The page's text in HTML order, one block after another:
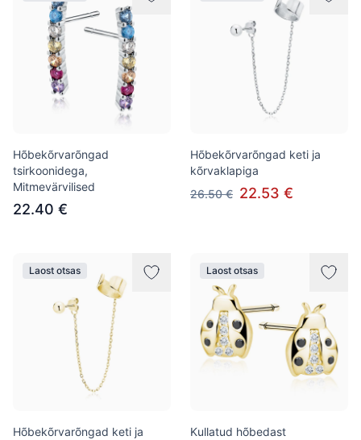
Hõbekõrvarõngad
tsirkoonidega,
Mitmevärvilised
22.40 €
Hõbekõrvarõngad keti ja
kõrvaklapiga
26.50 € 22.53 €
Laost otsas
Hõbekõrvarõngad keti ja
Laost otsas
Kullatud hõbedast